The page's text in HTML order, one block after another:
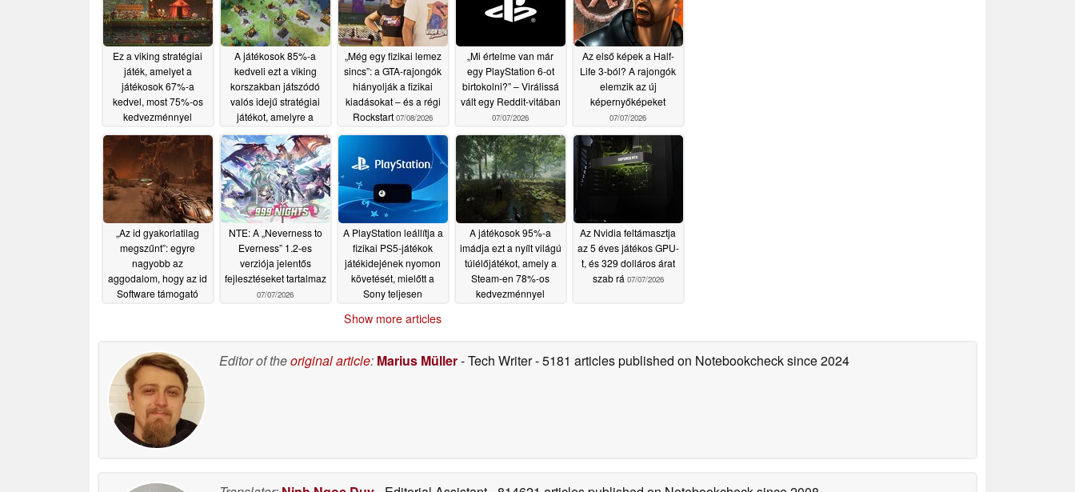
Ez a viking stratégiai
játék, amelyet a
játékosok 67%-a
kedvel, most 75%-os
kedvezménnyel
07/12/2026
A játékosok 85%-a
kedveli ezt a viking
korszakban játszódó
valós idejű stratégiai
játékot, amelyre a
kedvezmény érvényes
07/11/2026
„Még egy fizikai lemez
sincs”: a GTA-rajongók
hiányolják a fizikai
kiadásokat – és a régi
Rockstart 07/08/2026
„Mi értelme van már
egy PlayStation 6-ot
birtokolni?” – Virálissá
vált egy Reddit-vitában
07/07/2026
Az első képek a Half-
Life 3-ból? A rajongók
elemzik az új
képernyőképeket
07/07/2026
„Az id gyakorlatilag
megszűnt”: egyre
nagyobb az
aggodalom, hogy az id
Software támogató
NTE: A „Neverness to
Everness” 1.2-es
verziója jelentős
fejlesztéseket tartalmaz
07/07/2026
A PlayStation leállítja a
fizikai PS5-játékok
játékidejének nyomon
követését, mielőtt a
Sony teljesen
07/07/2026
A játékosok 95%-a
imádja ezt a nyílt világú
túlélőjátékot, amely a
Steam-en 78%-os
kedvezménnyel
Az Nvidia feltámasztja
az 5 éves játékos GPU-
t, és 329 dolláros árat
szab rá 07/07/2026
Show more articles
Editor of theoriginal article: Marius Müller- Tech Writer- 5181 articles published on Notebookchecksince 2024